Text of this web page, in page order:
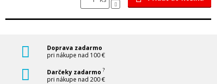
Doprava zadarmo
pri nákupe nad 100 €
Darčeky zadarmo ?
pri nákupe nad 200 €